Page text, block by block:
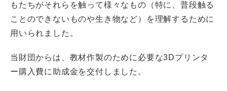
もたちがそれらを触って様々なもの（特に、普段触る
ことのできないものや生き物など）を理解するために
用いられました。
当財団からは、教材作製のために必要な3Dプリンタ
ー購入費に助成金を交付しました。